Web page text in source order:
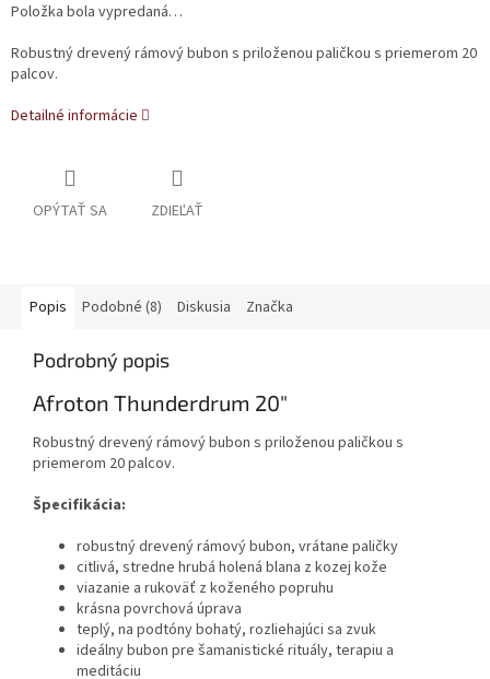
Položka bola vypredaná…
Robustný drevený rámový bubon s priloženou paličkou s priemerom 20
palcov.
Detailné informácie
OPÝTAŤ SA ZDIEĽAŤ
Popis Podobné (8) Diskusia Značka
Podrobný popis
Afroton Thunderdrum 20"
Robustný drevený rámový bubon s priloženou paličkou s
priemerom 20 palcov.
Špecifikácia:
robustný drevený rámový bubon, vrátane paličky
citlivá, stredne hrubá holená blana z kozej kože
viazanie a rukoväť z koženého popruhu
krásna povrchová úprava
teplý, na podtóny bohatý, rozliehajúci sa zvuk
ideálny bubon pre šamanistické rituály, terapiu a
meditáciu